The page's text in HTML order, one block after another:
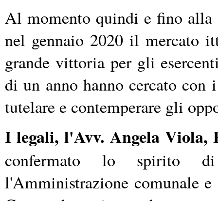
Al momento quindi e fino alla
nel gennaio 2020 il mercato
grande vittoria per gli
di un anno hanno cercato
tutelare e contemperare gli
I legali, l'Avv. Angela Viola,
confermato lo spirito di
l'Amministrazione comunale